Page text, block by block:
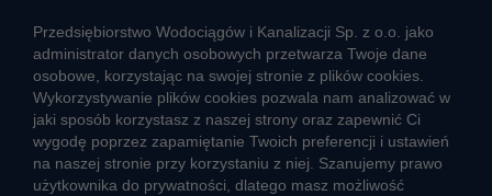
Strefa klienta
Aktualności
Informacja o jakości wody
Informacje o przerwach w dostawie wody
Pogotowie wodociągowe
Przedsiębiorstwo Wodociągów i Kanalizacji Sp. z o.o. jako
administrator danych osobowych przetwarza Twoje dane
osobowe, korzystając na swojej stronie z plików cookies.
Wykorzystywanie plików cookies pozwala nam analizować w
jaki sposób korzystasz z naszej strony oraz zapewnić Ci
wygodę poprzez zapamiętanie Twoich preferencji i ustawień
na naszej stronie przy korzystaniu z niej. Szanujemy prawo
użytkownika do prywatności, dlatego masz możliwość